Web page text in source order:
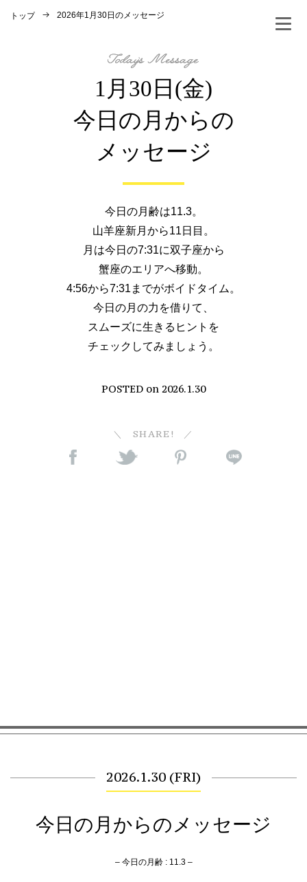
トップ 2026年1月30日のメッセージ
1月30日(金)
今日の月からの
メッセージ
今日の月齢は11.3。
山羊座新月から11日目。
月は今日の7:31に双子座から
蟹座のエリアへ移動。
4:56から7:31までがボイドタイム。
今日の月の力を借りて、
スムーズに生きるヒントを
チェックしてみましょう。
POSTED on 2026.1.30
SHARE!
2026.1.30 (FRI)
今日の月からのメッセージ
– 今日の月齢 : 11.3 –